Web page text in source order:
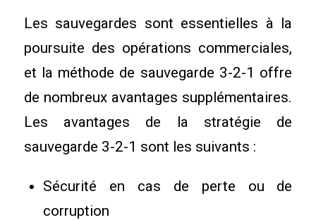
Les sauvegardes sont essentielles à la
poursuite des opérations commerciales,
et la méthode de sauvegarde 3-2-1 offre
de nombreux avantages supplémentaires.
Les avantages de la stratégie de
sauvegarde 3-2-1 sont les suivants :
Sécurité en cas de perte ou de
corruption